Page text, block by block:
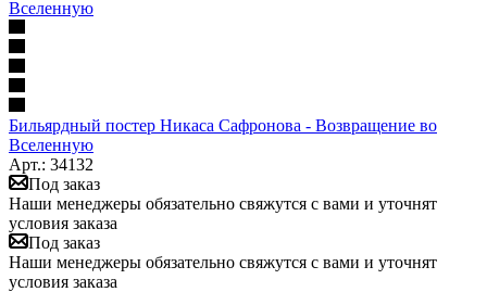
Бильярдный постер Никаса Сафронова - Возвращение во
Вселенную
Арт.: 34132
Под заказ
Наши менеджеры обязательно свяжутся с вами и уточнят
условия заказа
Под заказ
Наши менеджеры обязательно свяжутся с вами и уточнят
условия заказа